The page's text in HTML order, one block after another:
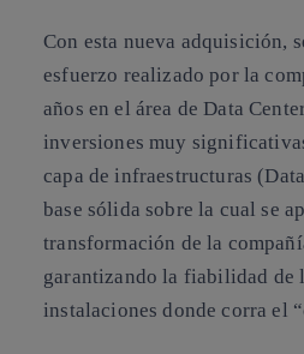
Con esta nueva adquisición,
esfuerzo realizado por la
años en el área de Data
inversiones muy
capa de infraestructuras
base sólida sobre la cual se
transformación de la
garantizando la fiabilidad de
instalaciones donde corra el